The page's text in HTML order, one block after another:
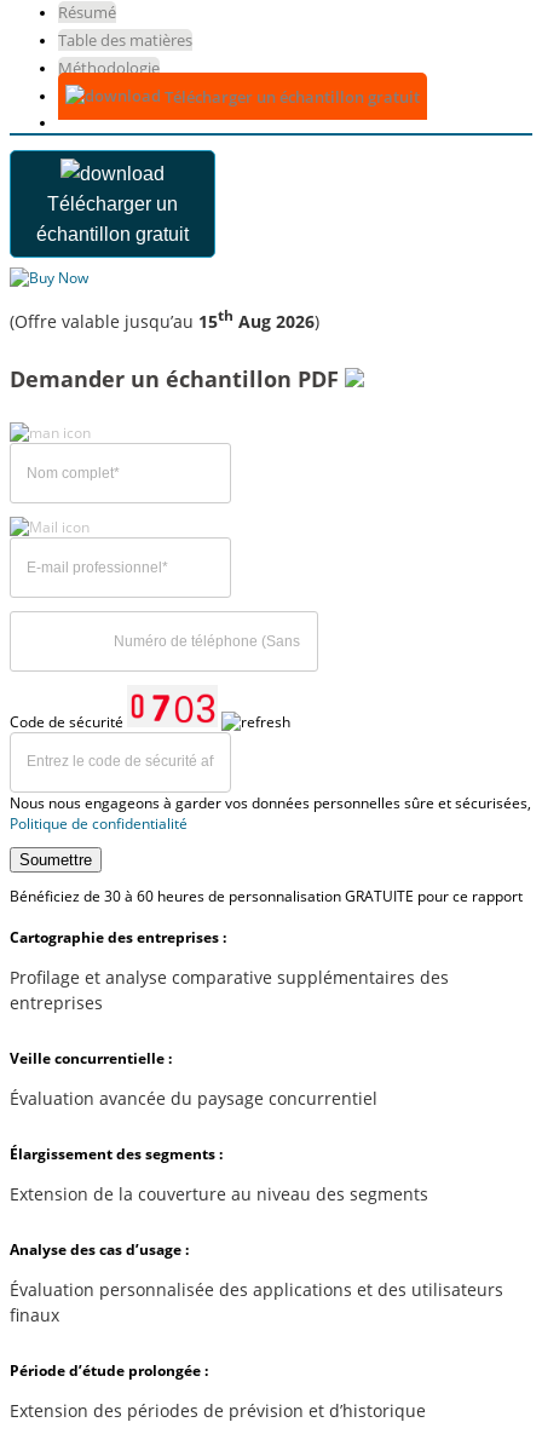
Résumé
Table des matières
Méthodologie
Télécharger un échantillon gratuit
Télécharger un
échantillon gratuit
(Offre valable jusqu’au 15th Aug 2026)
Demander un échantillon PDF
Code de sécurité
Nous nous engageons à garder vos données personnelles sûre et sécurisées,
Politique de confidentialité
Soumettre
Bénéficiez de 30 à 60 heures de personnalisation GRATUITE pour ce rapport
Cartographie des entreprises :
Profilage et analyse comparative supplémentaires des
entreprises
Veille concurrentielle :
Évaluation avancée du paysage concurrentiel
Élargissement des segments :
Extension de la couverture au niveau des segments
Analyse des cas d’usage :
Évaluation personnalisée des applications et des utilisateurs
finaux
Période d’étude prolongée :
Extension des périodes de prévision et d’historique